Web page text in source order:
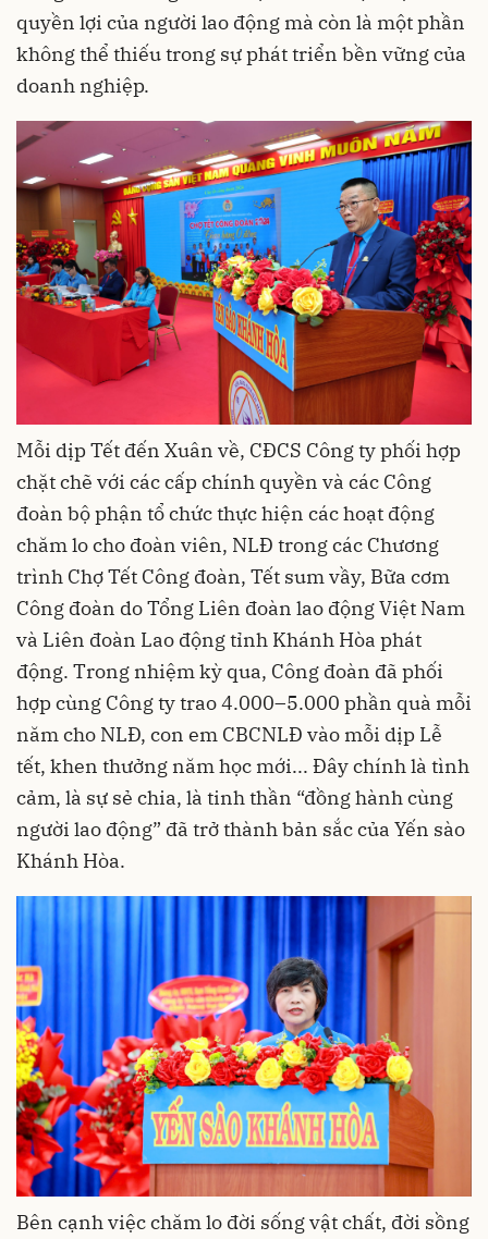
quyền lợi của người lao động mà còn là một phần
không thể thiếu trong sự phát triển bền vững của
doanh nghiệp.
Mỗi dịp Tết đến Xuân về, CĐCS Công ty phối hợp
chặt chẽ với các cấp chính quyền và các Công
đoàn bộ phận tổ chức thực hiện các hoạt động
chăm lo cho đoàn viên, NLĐ trong các Chương
trình Chợ Tết Công đoàn, Tết sum vầy, Bữa cơm
Công đoàn do Tổng Liên đoàn lao động Việt Nam
và Liên đoàn Lao động tỉnh Khánh Hòa phát
động. Trong nhiệm kỳ qua, Công đoàn đã phối
hợp cùng Công ty trao 4.000–5.000 phần quà mỗi
năm cho NLĐ, con em CBCNLĐ vào mỗi dịp Lễ
tết, khen thưởng năm học mới... Đây chính là tình
cảm, là sự sẻ chia, là tinh thần “đồng hành cùng
người lao động” đã trở thành bản sắc của Yến sào
Khánh Hòa.
Bên cạnh việc chăm lo đời sống vật chất, đời sồng